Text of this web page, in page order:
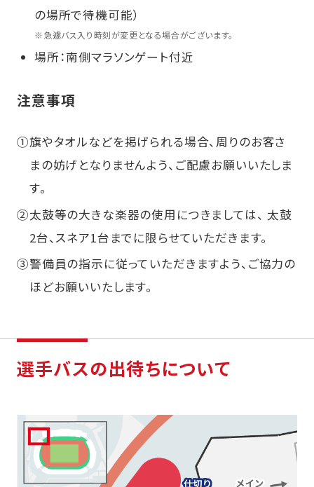
の場所で待機可能）
※急遽バス入り時刻が変更となる場合がございます。
場所：南側マラソンゲート付近
注意事項
①旗やタオルなどを掲げられる場合、周りのお客さ
まの妨げとなりませんよう、ご配慮お願いいたしま
す。
②太鼓等の大きな楽器の使用につきましては、 太鼓
2台、スネア1台までに限らせていただきます。
③警備員の指示に従っていただきますよう、ご協力の
ほどお願いいたします。
選手バスの出待ちについて